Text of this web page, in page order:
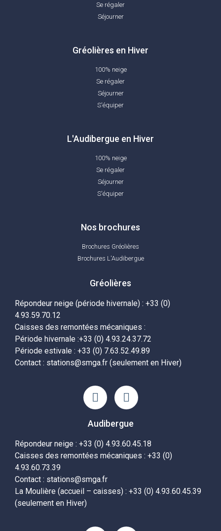
Se régaler
Séjourner
Gréolières en Hiver
100% neige
Se régaler
Séjourner
S'équiper
L'Audibergue en Hiver
100% neige
Se régaler
Séjourner
S'équiper
Nos brochures
Brochures Gréolières
Brochures L'Audibergue
Gréolières
Répondeur neige (période hivernale) : +33 (0)
4.93.59.70.12
Caisses des remontées mécaniques :
Période hivernale :+33 (0) 4.93.24.37.72
Période estivale : +33 (0) 7.63.52.49.89
Contact : stations@smga.fr (seulement en Hiver)
Audibergue
Répondeur neige : +33 (0) 4.93.60.45.18
Caisses des remontées mécaniques : +33 (0)
4.93.60.73.39
Contact : stations@smga.fr
La Moulière (accueil – caisses) : +33 (0) 4.93.60.45.39
(seulement en Hiver)